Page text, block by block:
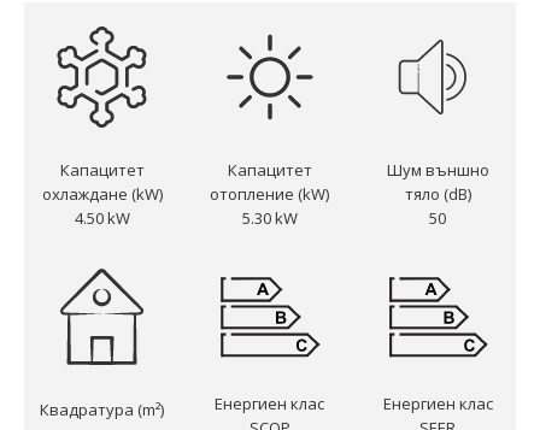
Капацитет
охлаждане (kW)
4.50 kW
Капацитет
отопление (kW)
5.30 kW
Шум външно
тяло (dB)
50
Квадратура (m²)
Енергиен клас
Енергиен клас